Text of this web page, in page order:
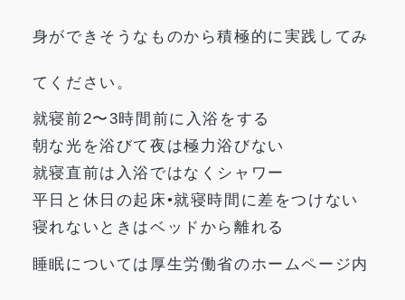
身ができそうなものから積極的に実践してみ
てください。
就寝前2〜3時間前に入浴をする
朝な光を浴びて夜は極力浴びない
就寝直前は入浴ではなくシャワー
平日と休日の起床•就寝時間に差をつけない
寝れないときはベッドから離れる
睡眠については厚生労働省のホームページ内